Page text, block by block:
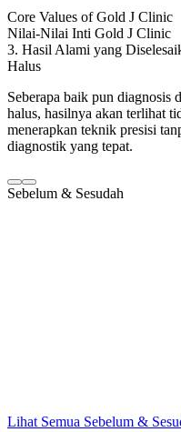
Core Values of Gold J Clinic
Nilai-Nilai Inti Gold J Clinic
3. Hasil Alami yang
Halus
Seberapa baik pun diagnosis
halus, hasilnya akan terlihat
menerapkan teknik presisi
diagnostik yang tepat.
Sebelum & Sesudah
Lihat Semua Sebelum &